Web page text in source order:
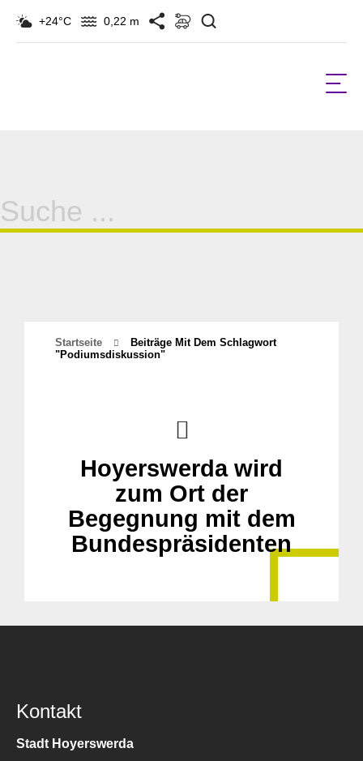
+24°C 0,22 m
Suche
für:
Startseite
Beiträge Mit Dem Schlagwort
"Podiumsdiskussion"
Hoyerswerda wird
zum Ort der
Begegnung mit dem
Bundespräsidenten
Kontakt
Stadt Hoyerswerda